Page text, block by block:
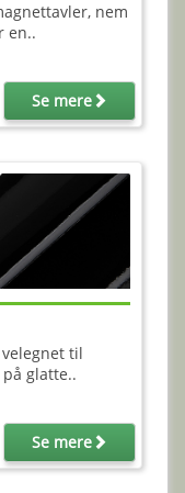
nem
en..
Se mere
til
glatte..
Se mere